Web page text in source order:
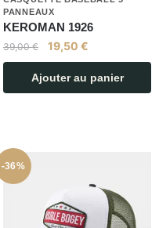
PANNEAUX
KEROMAN 1926
39,00€ 19,50 €
Ajouter au panier
-36%